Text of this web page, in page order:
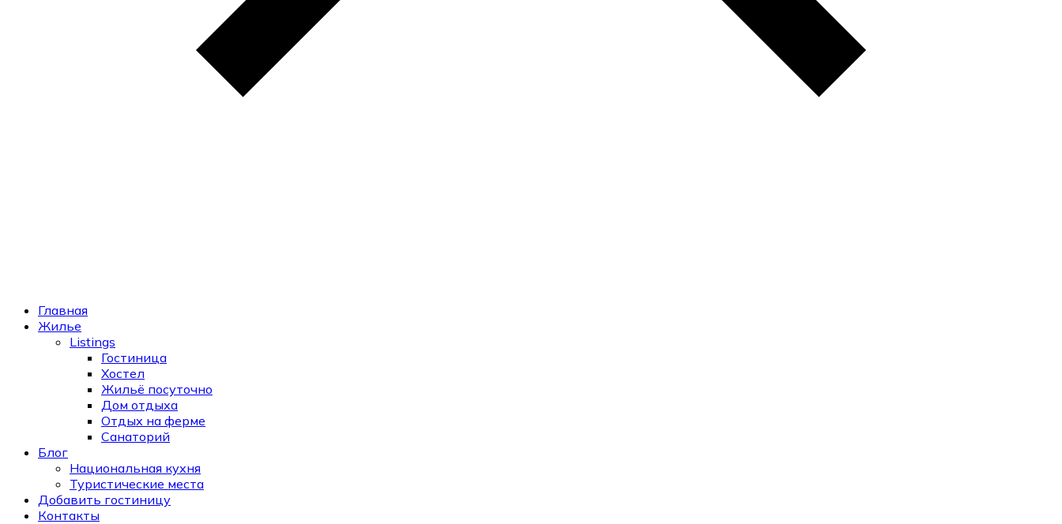
Главная
Жилье
Listings
Гостиница
Хостел
Жильё посуточно
Дом отдыха
Отдых на ферме
Санаторий
Блог
Национальная кухня
Туристические места
Добавить гостиницу
Контакты